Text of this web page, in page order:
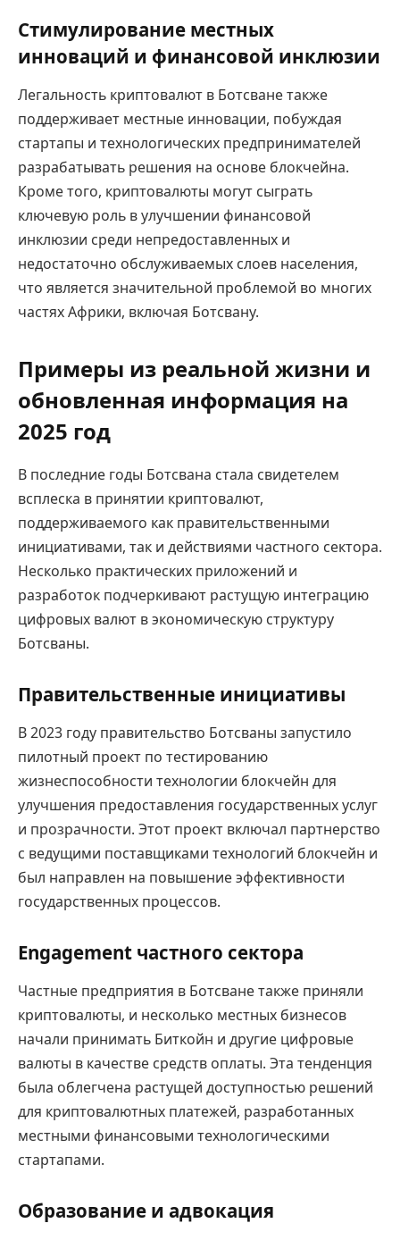
Стимулирование местных
инноваций и финансовой инклюзии
Легальность криптовалют в Ботсване также
поддерживает местные инновации, побуждая
стартапы и технологических предпринимателей
разрабатывать решения на основе блокчейна.
Кроме того, криптовалюты могут сыграть
ключевую роль в улучшении финансовой
инклюзии среди непредоставленных и
недостаточно обслуживаемых слоев населения,
что является значительной проблемой во многих
частях Африки, включая Ботсвану.
Примеры из реальной жизни и
обновленная информация на
2025 год
В последние годы Ботсвана стала свидетелем
всплеска в принятии криптовалют,
поддерживаемого как правительственными
инициативами, так и действиями частного сектора.
Несколько практических приложений и
разработок подчеркивают растущую интеграцию
цифровых валют в экономическую структуру
Ботсваны.
Правительственные инициативы
В 2023 году правительство Ботсваны запустило
пилотный проект по тестированию
жизнеспособности технологии блокчейн для
улучшения предоставления государственных услуг
и прозрачности. Этот проект включал партнерство
с ведущими поставщиками технологий блокчейн и
был направлен на повышение эффективности
государственных процессов.
Engagement частного сектора
Частные предприятия в Ботсване также приняли
криптовалюты, и несколько местных бизнесов
начали принимать Биткойн и другие цифровые
валюты в качестве средств оплаты. Эта тенденция
была облегчена растущей доступностью решений
для криптовалютных платежей, разработанных
местными финансовыми технологическими
стартапами.
Образование и адвокация